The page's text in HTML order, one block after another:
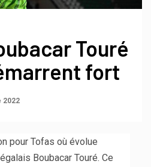
Touré
fort
2022
pour Tofas où évolue
Boubacar Touré. Ce